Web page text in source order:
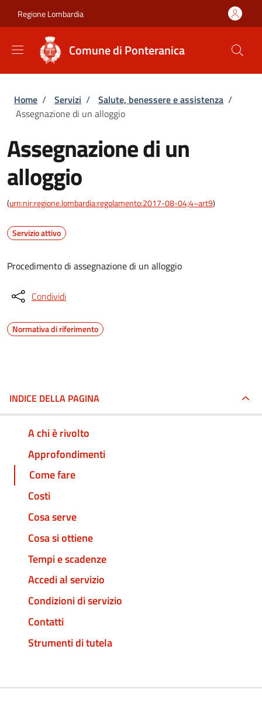
Regione Lombardia
Comune di Ponteranica
Briciole di pane
Home / Servizi / Salute, benessere e assistenza /
Assegnazione di un alloggio
Assegnazione di un
alloggio
(urn:nir:regione.lombardia:regolamento:2017-08-04;4~art9)
Servizio attivo
Procedimento di assegnazione di un alloggio
Condividi
Normativa di riferimento
INDICE DELLA PAGINA
A chi è rivolto
Approfondimenti
Come fare
Costi
Cosa serve
Cosa si ottiene
Tempi e scadenze
Accedi al servizio
Condizioni di servizio
Contatti
Strumenti di tutela